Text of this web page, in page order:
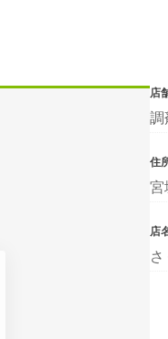
店
調
住
宮
店